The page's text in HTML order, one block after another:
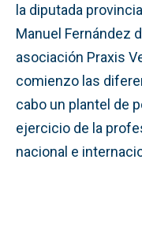
la diputada
Manuel Fernández
asociación Praxis
comienzo las
cabo un plantel de
ejercicio de la
nacional e